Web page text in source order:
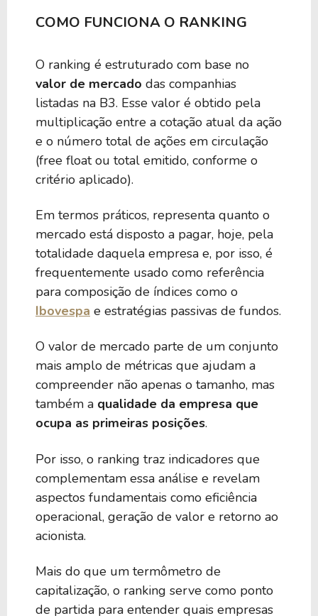
COMO FUNCIONA O RANKING
O ranking é estruturado com base no
valor de mercado das companhias
listadas na B3. Esse valor é obtido pela
multiplicação entre a cotação atual da ação
e o número total de ações em circulação
(free float ou total emitido, conforme o
critério aplicado).
Em termos práticos, representa quanto o
mercado está disposto a pagar, hoje, pela
totalidade daquela empresa e, por isso, é
frequentemente usado como referência
para composição de índices como o
Ibovespa e estratégias passivas de fundos.
O valor de mercado parte de um conjunto
mais amplo de métricas que ajudam a
compreender não apenas o tamanho, mas
também a qualidade da empresa que
ocupa as primeiras posições.
Por isso, o ranking traz indicadores que
complementam essa análise e revelam
aspectos fundamentais como eficiência
operacional, geração de valor e retorno ao
acionista.
Mais do que um termômetro de
capitalização, o ranking serve como ponto
de partida para entender quais empresas